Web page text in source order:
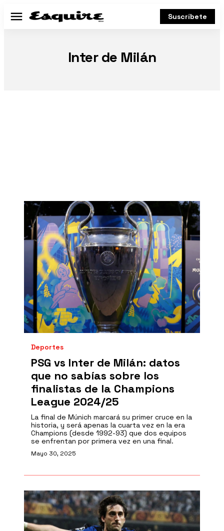
Menú Suscríbete
Inter de Milán
Deportes
PSG vs Inter de Milán: datos
que no sabías sobre los
finalistas de la Champions
League 2024/25
La final de Múnich marcará su primer cruce en la
historia, y será apenas la cuarta vez en la era
Champions (desde 1992-93) que dos equipos
se enfrentan por primera vez en una final.
Mayo 30, 2025